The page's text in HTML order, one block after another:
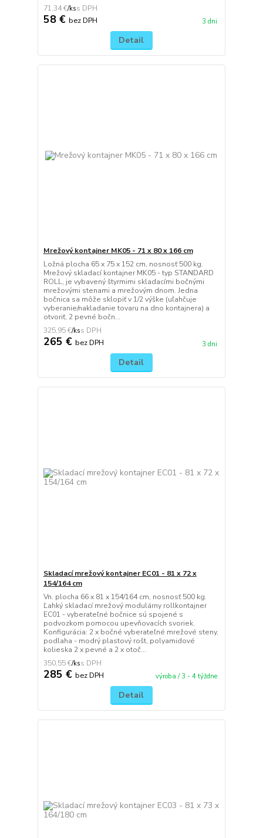
71,34 €/ks
58 € bez DPH 3 dni
Detail
Mrežový kontajner MK05 - 71 x 80 x 166 cm
Ložná plocha 65 x 75 x 152 cm, nosnosť 500 kg.
Mrežový skladací kontajner MK05 - typ STANDARD
ROLL, je vybavený štyrmimi skladacími bočnými
mrežovými stenami a mrežovým dnom. Jedna
bočnica sa môže sklopiť v 1/2 výške (uľahčuje
vyberanie/nakladanie tovaru na dno kontajnera) a
otvoriť, 2 pevné bočn...
325,95 €/ks
265 € bez DPH 3 dni
Detail
Skladací mrežový kontajner EC01 - 81 x 72 x
154/164 cm
Vn. plocha 66 x 81 x 154/164 cm, nosnosť 500 kg.
Ľahký skladací mrežový modulárny rollkontajner
EC01 - vyberateľné bočnice sú spojené s
podvozkom pomocou upevňovacích svoriek.
Konfigurácia: 2 x bočné vyberateľné mrežové steny,
podlaha - modrý plastový rošt, polyamidové
kolieska 2 x pevné a 2 x otoč...
350,55 €/ks
285 € bez DPH výroba / 3 - 4 týždne
Detail